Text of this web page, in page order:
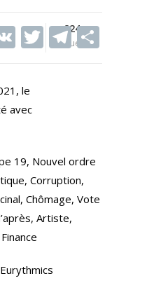
824
Vues
V T T
le
avec
19, Nouvel ordre
Corruption,
Chômage, Vote
Artiste,